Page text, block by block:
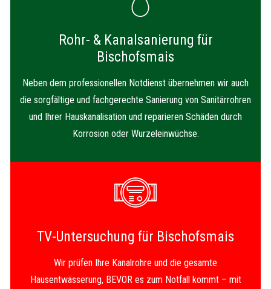
Rohr- & Kanalsanierung für
Bischofsmais
Neben dem professionellen Notdienst übernehmen wir auch
die sorgfältige und fachgerechte Sanierung von Sanitärrohren
und Ihrer Hauskanalisation und reparieren Schäden durch
Korrosion oder Wurzeleinwüchse.
TV-Untersuchung für Bischofsmais
Wir prüfen Ihre Kanalrohre und die gesamte
Hausentwässerung, BEVOR es zum Notfall kommt – mit